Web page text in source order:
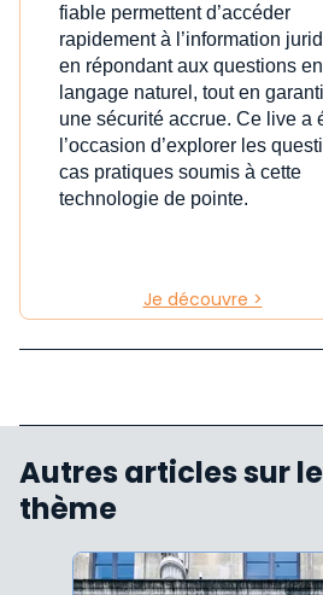
fiable permettent d’accéder
rapidement à l’information
en répondant aux questions en
langage naturel, tout en
une sécurité accrue. Ce live a
l’occasion d’explorer les
cas pratiques soumis à cette
technologie de pointe.
Je découvre >
Autres articles sur
thème